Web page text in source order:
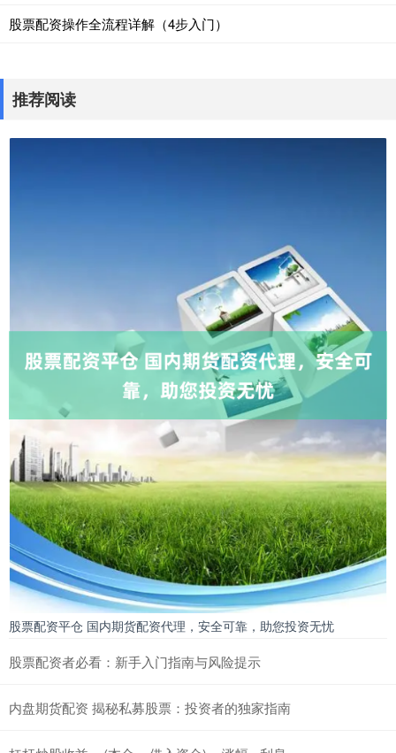
股票配资操作全流程详解（4步入门）
推荐阅读
股票配资平仓 国内期货配资代理，安全可靠，助您投资无忧
股票配资者必看：新手入门指南与风险提示
内盘期货配资 揭秘私募股票：投资者的独家指南